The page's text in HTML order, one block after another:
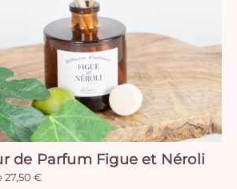
de Parfum Figue et Néroli
27,50 €